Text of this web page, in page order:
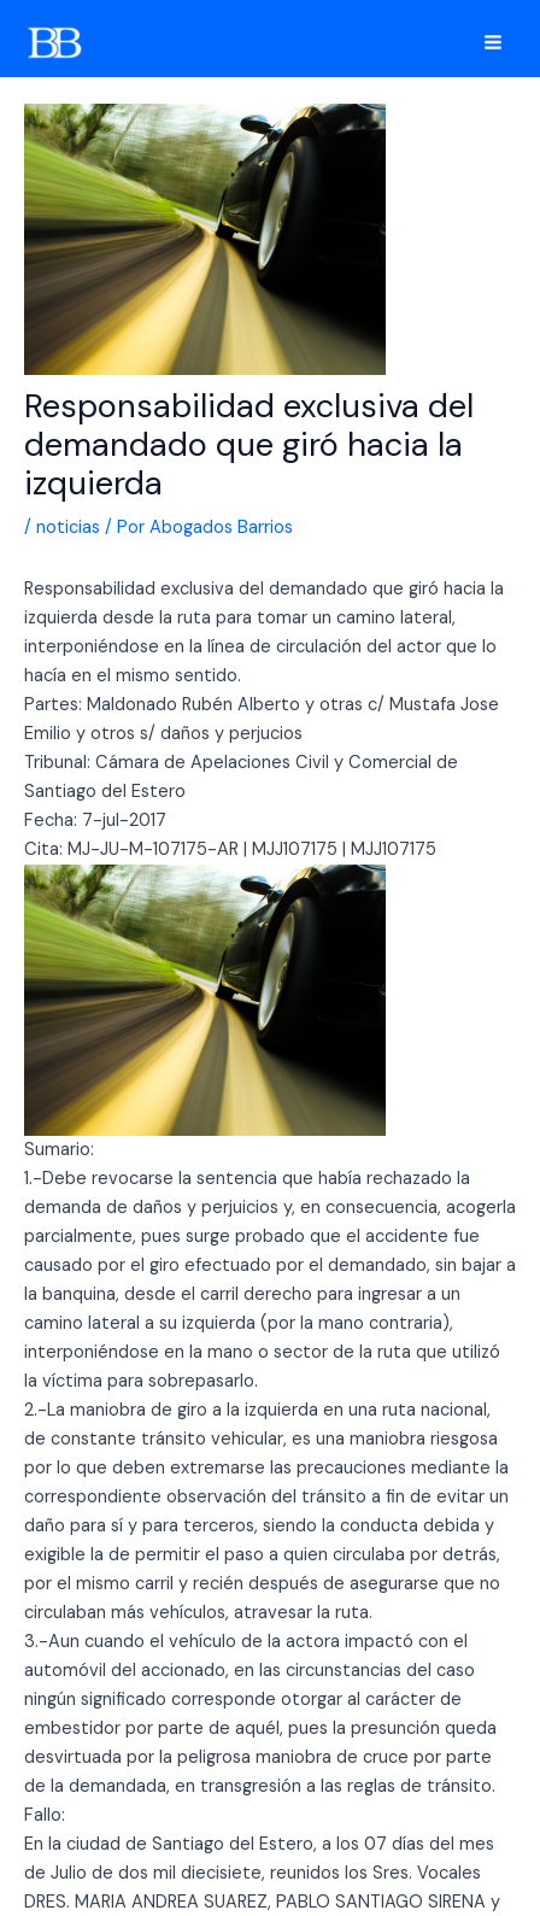
Responsabilidad exclusiva del
demandado que giró hacia la
izquierda
/ noticias / Por Abogados Barrios
Responsabilidad exclusiva del demandado que giró hacia la
izquierda desde la ruta para tomar un camino lateral,
interponiéndose en la línea de circulación del actor que lo
hacía en el mismo sentido.
Partes: Maldonado Rubén Alberto y otras c/ Mustafa Jose
Emilio y otros s/ daños y perjucios
Tribunal: Cámara de Apelaciones Civil y Comercial de
Santiago del Estero
Fecha: 7-jul-2017
Cita: MJ-JU-M-107175-AR | MJJ107175 | MJJ107175
Sumario:
1.-Debe revocarse la sentencia que había rechazado la
demanda de daños y perjuicios y, en consecuencia, acogerla
parcialmente, pues surge probado que el accidente fue
causado por el giro efectuado por el demandado, sin bajar a
la banquina, desde el carril derecho para ingresar a un
camino lateral a su izquierda (por la mano contraria),
interponiéndose en la mano o sector de la ruta que utilizó
la víctima para sobrepasarlo.
2.-La maniobra de giro a la izquierda en una ruta nacional,
de constante tránsito vehicular, es una maniobra riesgosa
por lo que deben extremarse las precauciones mediante la
correspondiente observación del tránsito a fin de evitar un
daño para sí y para terceros, siendo la conducta debida y
exigible la de permitir el paso a quien circulaba por detrás,
por el mismo carril y recién después de asegurarse que no
circulaban más vehículos, atravesar la ruta.
3.-Aun cuando el vehículo de la actora impactó con el
automóvil del accionado, en las circunstancias del caso
ningún significado corresponde otorgar al carácter de
embestidor por parte de aquél, pues la presunción queda
desvirtuada por la peligrosa maniobra de cruce por parte
de la demandada, en transgresión a las reglas de tránsito.
Fallo:
En la ciudad de Santiago del Estero, a los 07 días del mes
de Julio de dos mil diecisiete, reunidos los Sres. Vocales
DRES. MARIA ANDREA SUAREZ, PABLO SANTIAGO SIRENA y